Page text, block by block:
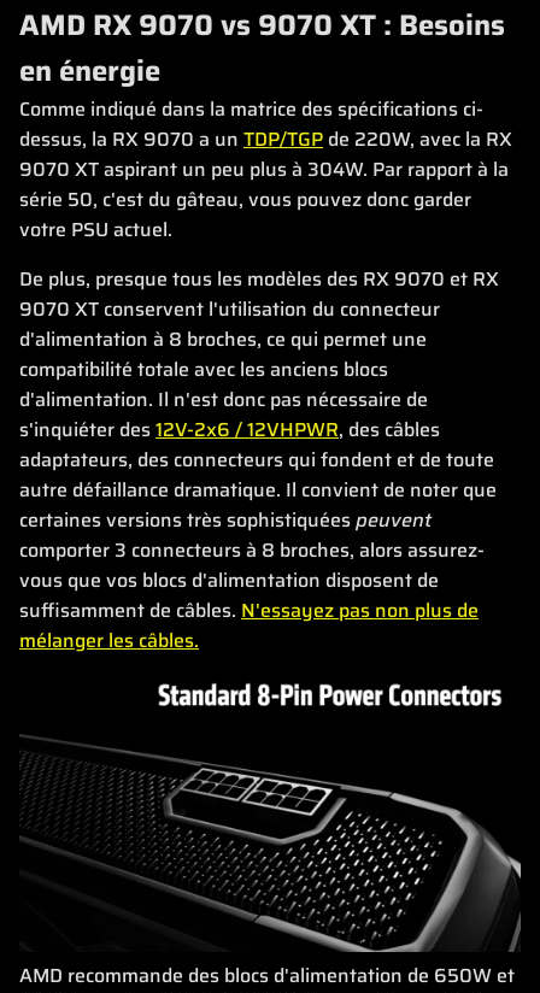
AMD RX 9070 vs 9070 XT : Besoins
en énergie
Comme indiqué dans la matrice des spécifications ci-
dessus, la RX 9070 a un TDP/TGP de 220W, avec la RX
9070 XT aspirant un peu plus à 304W. Par rapport à la
série 50, c'est du gâteau, vous pouvez donc garder
votre PSU actuel.
De plus, presque tous les modèles des RX 9070 et RX
9070 XT conservent l'utilisation du connecteur
d'alimentation à 8 broches, ce qui permet une
compatibilité totale avec les anciens blocs
d'alimentation. Il n'est donc pas nécessaire de
s'inquiéter des12V-2x6 / 12VHPWR, des câbles
adaptateurs, des connecteurs qui fondent et de toute
autre défaillance dramatique. Il convient de noter que
certaines versions très sophistiquéespeuvent
comporter 3 connecteurs à 8 broches, alors assurez-
vous que vos blocs d'alimentation disposent de
suffisamment de câbles. N'essayez pas non plus de
mélanger les câbles.
AMD recommande des blocs d'alimentation de 650W et